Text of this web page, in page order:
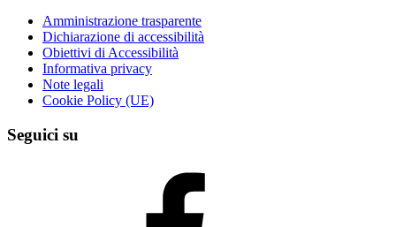
Amministrazione trasparente
Dichiarazione di accessibilità
Obiettivi di Accessibilità
Informativa privacy
Note legali
Cookie Policy (UE)
Seguici su